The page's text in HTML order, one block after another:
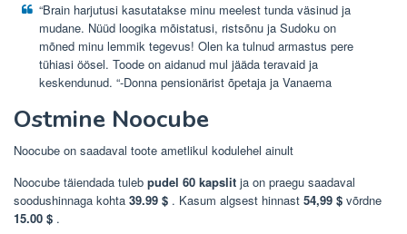
“Brain harjutusi kasutatakse minu meelest tunda väsinud ja
mudane. Nüüd loogika mõistatusi, ristsõnu ja Sudoku on
mõned minu lemmik tegevus! Olen ka tulnud armastus pere
tühiasi öösel. Toode on aidanud mul jääda teravaid ja
keskendunud. “-Donna pensionärist õpetaja ja Vanaema
Ostmine Noocube
Noocube on saadaval toote ametlikul kodulehel ainult
Noocube täiendada tuleb pudel 60 kapslit ja on praegu saadaval
soodushinnaga kohta 39.99 $ . Kasum algsest hinnast 54,99 $ võrdne
15.00 $ .